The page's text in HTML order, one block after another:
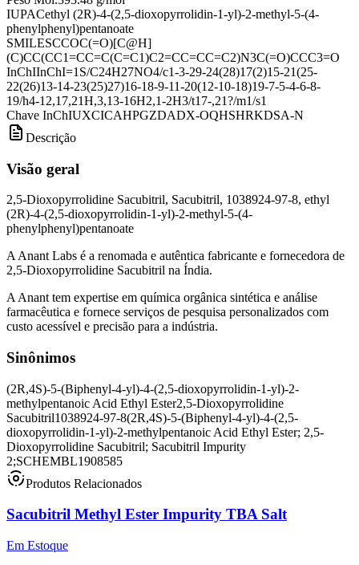
IUPACethyl (2R)-4-(2,5-dioxopyrrolidin-1-yl)-2-methyl-5-(4-
phenylphenyl)pentanoate
SMILESCCOC(=O)[C@H]
(C)CC(CC1=CC=C(C=C1)C2=CC=CC=C2)N3C(=O)CCC3=O
InChIInChI=1S/C24H27NO4/c1-3-29-24(28)17(2)15-21(25-
22(26)13-14-23(25)27)16-18-9-11-20(12-10-18)19-7-5-4-6-8-
19/h4-12,17,21H,3,13-16H2,1-2H3/t17-,21?/m1/s1
Chave InChIUXCICAHPGZDADX-OQHSHRKDSA-N
Descrição
Visão geral
2,5-Dioxopyrrolidine Sacubitril, Sacubitril, 1038924-97-8, ethyl
(2R)-4-(2,5-dioxopyrrolidin-1-yl)-2-methyl-5-(4-
phenylphenyl)pentanoate
A Anant Labs é a renomada e autêntica fabricante e fornecedora de
2,5-Dioxopyrrolidine Sacubitril na Índia.
A Anant tem expertise em química orgânica sintética e análise
farmacêutica e fornece serviços de pesquisa personalizados com
custo acessível e precisão para a indústria.
Sinônimos
(2R,4S)-5-(Biphenyl-4-yl)-4-(2,5-dioxopyrrolidin-1-yl)-2-
methylpentanoic Acid Ethyl Ester2,5-Dioxopyrrolidine
Sacubitril1038924-97-8(2R,4S)-5-(Biphenyl-4-yl)-4-(2,5-
dioxopyrrolidin-1-yl)-2-methylpentanoic Acid Ethyl Ester; 2,5-
Dioxopyrrolidine Sacubitril; Sacubitril Impurity
2;SCHEMBL1908585
Produtos Relacionados
Sacubitril Methyl Ester Impurity TBA Salt
Em Estoque